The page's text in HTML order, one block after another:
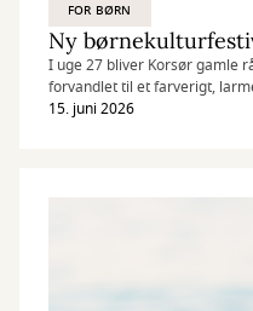
FOR BØRN
I uge 27 bliver Korsør gamle
forvandlet til et farverigt,
vidunderligt kaos – på den
15. juni 2026